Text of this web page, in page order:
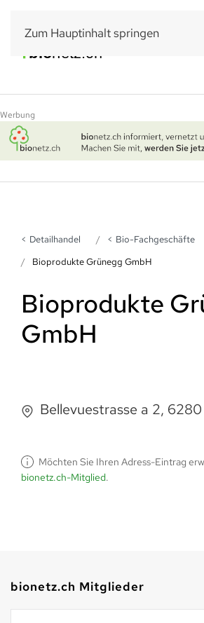
Zum Hauptinhalt springen
Werbung
Detailhandel
Bio-Fachgeschäfte
Bioprodukte Grünegg GmbH
Bioprodukte
GmbH
Bellevuestrasse a 2,
Möchten Sie Ihren Adress-Eintrag
bionetz.ch-Mitglied.
bionetz.ch Mitglieder